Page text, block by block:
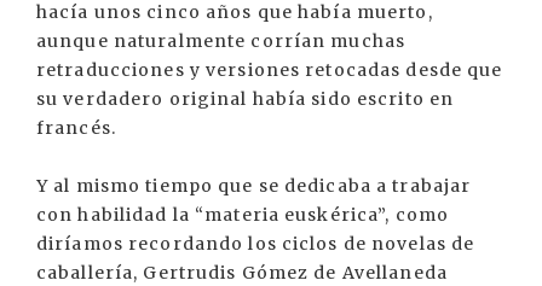
hacía unos cinco años que había muerto,
aunque naturalmente corrían muchas
retraducciones y versiones retocadas desde que
su verdadero original había sido escrito en
francés.
Y al mismo tiempo que se dedicaba a trabajar
con habilidad la “materia euskérica”, como
diríamos recordando los ciclos de novelas de
caballería, Gertrudis Gómez de Avellaneda